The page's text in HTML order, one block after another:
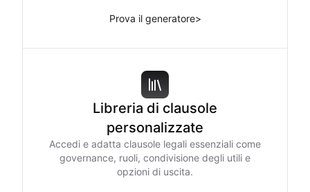
Prova il generatore>
Libreria di clausole
personalizzate
Accedi e adatta clausole legali essenziali come
governance, ruoli, condivisione degli utili e
opzioni di uscita.